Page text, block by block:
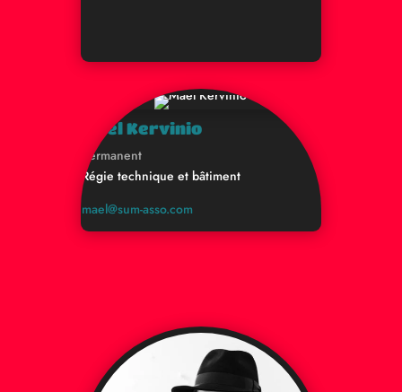
Maël Kervinio
Permanent
Régie technique et bâtiment
mael@sum-asso.com